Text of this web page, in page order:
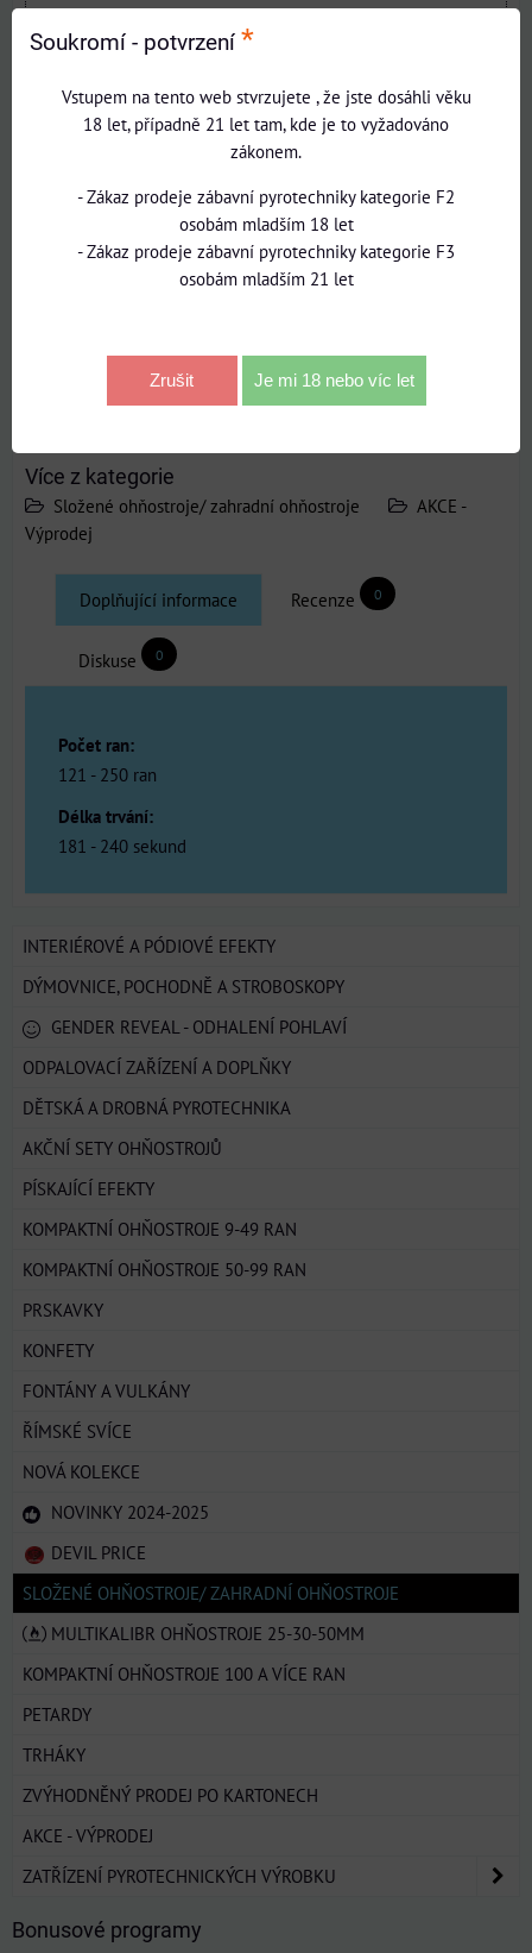
Otevřít video v novém okně
Více z kategorie
Složené ohňostroje/ zahradní ohňostroje
AKCE -
Výprodej
Doplňující informace Recenze 0
Diskuse 0
Počet ran:
121 - 250 ran
Délka trvání:
181 - 240 sekund
INTERIÉROVÉ A PÓDIOVÉ EFEKTY
DÝMOVNICE, POCHODNĚ A STROBOSKOPY
GENDER REVEAL - ODHALENÍ POHLAVÍ
ODPALOVACÍ ZAŘÍZENÍ A DOPLŇKY
DĚTSKÁ A DROBNÁ PYROTECHNIKA
AKČNÍ SETY OHŇOSTROJŮ
PÍSKAJÍCÍ EFEKTY
KOMPAKTNÍ OHŇOSTROJE 9-49 RAN
KOMPAKTNÍ OHŇOSTROJE 50-99 RAN
PRSKAVKY
KONFETY
FONTÁNY A VULKÁNY
ŘÍMSKÉ SVÍCE
NOVÁ KOLEKCE
NOVINKY 2024-2025
DEVIL PRICE
SLOŽENÉ OHŇOSTROJE/ ZAHRADNÍ OHŇOSTROJE
MULTIKALIBR OHŇOSTROJE 25-30-50MM
KOMPAKTNÍ OHŇOSTROJE 100 A VÍCE RAN
PETARDY
TRHÁKY
ZVÝHODNĚNÝ PRODEJ PO KARTONECH
AKCE - VÝPRODEJ
ZATŘÍZENÍ PYROTECHNICKÝCH VÝROBKU
Bonusové programy
Soukromí - potvrzení *
Vstupem na tento web stvrzujete , že jste dosáhli věku
18 let, případně 21 let tam, kde je to vyžadováno
zákonem.
- Zákaz prodeje zábavní pyrotechniky kategorie F2
osobám mladším 18 let
- Zákaz prodeje zábavní pyrotechniky kategorie F3
osobám mladším 21 let
Zrušit Je mi 18 nebo víc let